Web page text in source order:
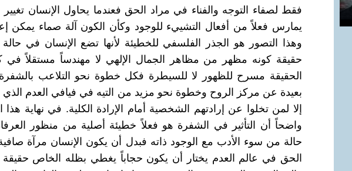
فقط لصفاء التوجه والفناء في مراد الحق فعندما يحاول الإنسان
يمارس فعلاً من أفعال التشييء للوجود وكأن الكون آلة صماء يمكن
وهذا التصور هو الجذر الفلسفي للخطيئة لأنها تضع الإنسان في
حقيقة كونه مظهر من مظاهر الجمال الإلهي لا مهندساً مستقلاً
الحقيقة مسرح للظهور لا للسيطرة فكل خطوة نحو التلاعب
بعيدة عن مركز الروح وخطوة نحو مزيد من التيه في فيافي العدم الذي
إلا لمن تخلوا عن إرادتهم الشخصية أمام الإرادة الكلية. في نهاية هذا
واضحاً أن التأثير في الشفرة هو فعلاً خطيئة أصلية من منظور
حالة من سوء الأدب مع الوجود ذاته فبدل أن يكون الإنسان مرآة
الحق في عالم العدم يختار أن يكون حجاباً يغطي بظله الخاص حقيقة